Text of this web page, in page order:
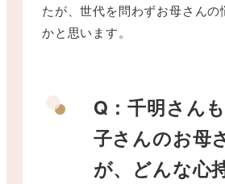
たが、世代を問わずお母さんの
かと思います。
Q：千明さん
子さんのお母
が、 どんな心